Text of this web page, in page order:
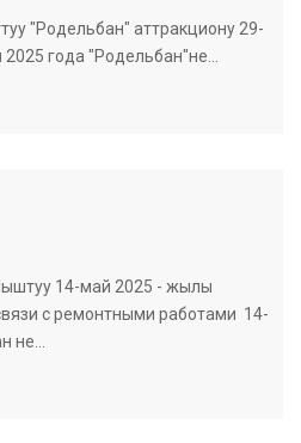
"Родельбан" аттракциону 29-
года "Родельбан"не...
14-май 2025 - жылы
с ремонтными работами 14-
не...